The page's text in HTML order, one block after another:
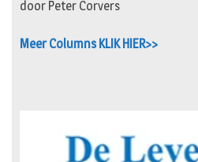
door Peter Corvers
Meer Columns KLIK HIER>>